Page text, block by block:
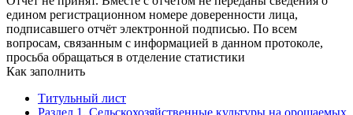
едином регистрационном номере доверенности лица,
подписавшего отчёт электронной подписью. По всем
вопросам, связанным с информацией в данном протоколе,
просьба обращаться в отделение статистики
Как заполнить
Титульный лист